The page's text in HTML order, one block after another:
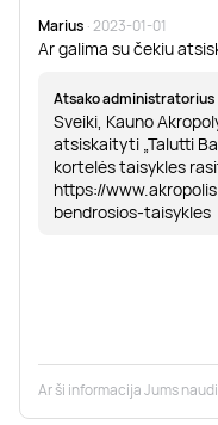
Marius · 2023-01-01
Ar galima su čekiu
Atsako administratorius
Sveiki, Kauno
atsiskaityti „Talutti
kortelės taisykles
https://
bendrosios-taisykles
Ar ši informacija Jums